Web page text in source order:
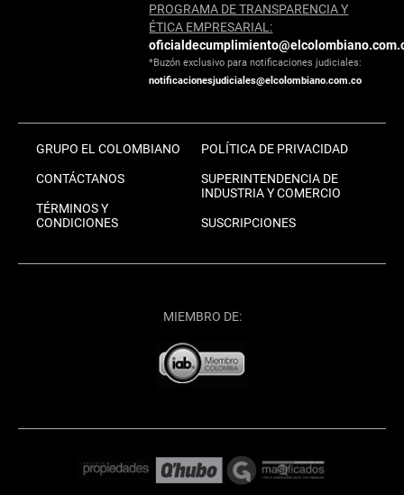
PROGRAMA DE TRANSPARENCIA Y
ÉTICA EMPRESARIAL:
*Buzón exclusivo para notificaciones judiciales:
notificacionesjudiciales@elcolombiano.com.co
GRUPO EL COLOMBIANO
CONTÁCTANOS
TÉRMINOS Y
CONDICIONES
POLÍTICA DE PRIVACIDAD
SUPERINTENDENCIA DE
INDUSTRIA Y COMERCIO
SUSCRIPCIONES
MIEMBRO DE: